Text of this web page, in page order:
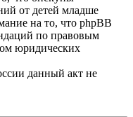
от детей младше
на то, что phpBB
по правовым
юридических
данный акт не